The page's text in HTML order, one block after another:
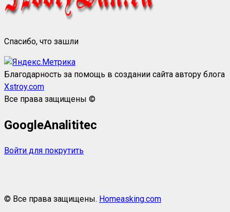
Спасибо, что зашли
Благодарность за помощь в создании сайта автору блога
Xstroy.com
Все права защищены ©
GoogleAnalititec
Войти для покрутить
© Все права защищены. Homeasking.com